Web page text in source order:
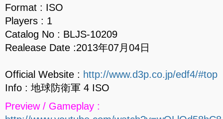
Format : ISO
Players : 1
Catalog No : BLJS-10209
Realease Date :2013年07月04日
Official Website : http://www.d3p.co.jp/edf4/#top
Info : 地球防衛軍 4 ISO
Preview / Gameplay :